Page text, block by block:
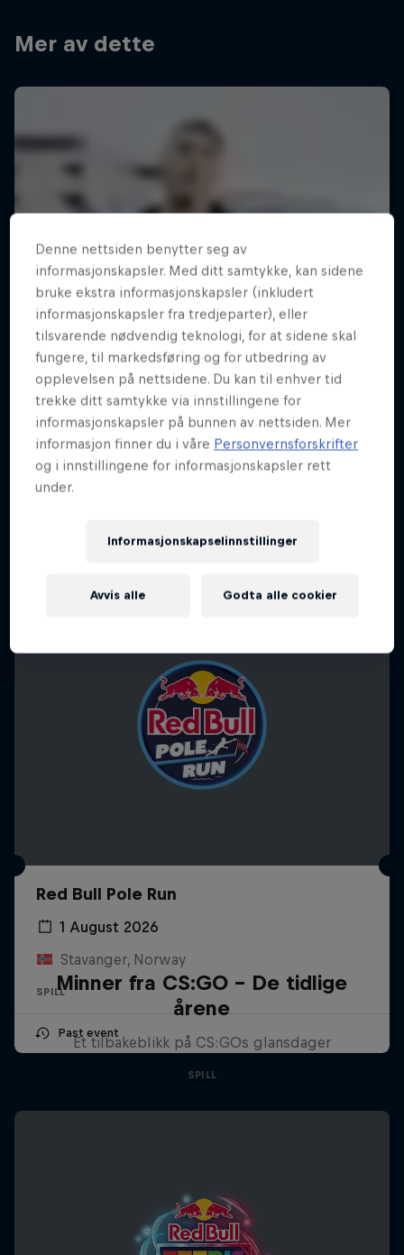
Mer av dette
Red Bull Pole Run
1 August 2026
Stavanger, Norway
SPILL
Past event
Minner fra CS:GO – De tidlige
årene
Et tilbakeblikk på CS:GOs glansdager
SPILL
Denne nettsiden benytter seg av
informasjonskapsler. Med ditt samtykke, kan sidene
bruke ekstra informasjonskapsler (inkludert
informasjonskapsler fra tredjeparter), eller
tilsvarende nødvendig teknologi, for at sidene skal
fungere, til markedsføring og for utbedring av
opplevelsen på nettsidene. Du kan til enhver tid
trekke ditt samtykke via innstillingene for
informasjonskapsler på bunnen av nettsiden. Mer
informasjon finner du i våre Personvernsforskrifter
og i innstillingene for informasjonskapsler rett
under.
Informasjonskapselinnstillinger
Avvis alle Godta alle cookier